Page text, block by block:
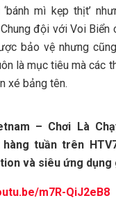
mì kẹp thịt’
đội với Voi Biển
bảo vệ nhưng
là mục tiêu mà các
xé bảng tên.
– Chơi Là
tuần trên
và siêu ứng dụng
m7R-QiJ2eB8